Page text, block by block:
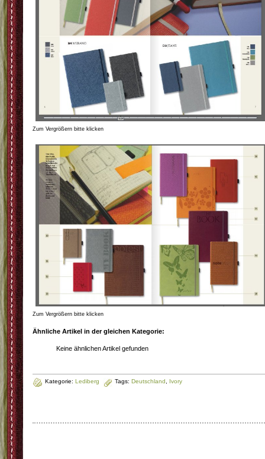
Zum Vergrößern bitte klicken
Zum Vergrößern bitte klicken
Ähnliche Artikel in der gleichen Kategorie:
Keine ähnlichen Artikel gefunden
Kategorie: Lediberg Tags: Deutschland Ivory